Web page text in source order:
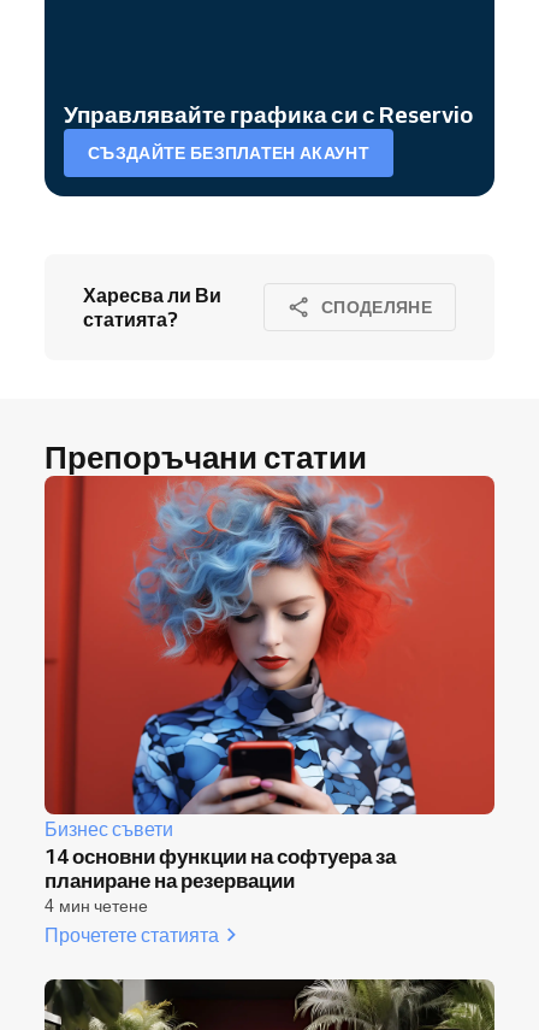
Управлявайте графика си с Reservio
СЪЗДАЙТЕ БЕЗПЛАТЕН АКАУНТ
Харесва ли Ви
статията?
СПОДЕЛЯНЕ
Препоръчани статии
Бизнес съвети
14 основни функции на софтуера за
планиране на резервации
4 мин четене
Прочетете статията